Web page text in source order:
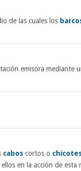
de las cuales los
emisora mediante
cabos cortos o
en la acción de